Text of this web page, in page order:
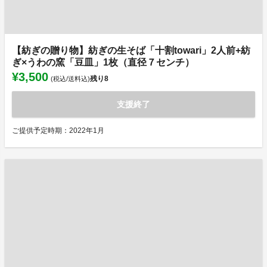
【紡ぎの贈り物】紡ぎの生そば「十割towari」2人前+紡
ぎ×うわの窯「豆皿」1枚（直径７センチ）
¥3,500 (税込/送料込)残り8
支援終了
ご提供予定時期：2022年1月